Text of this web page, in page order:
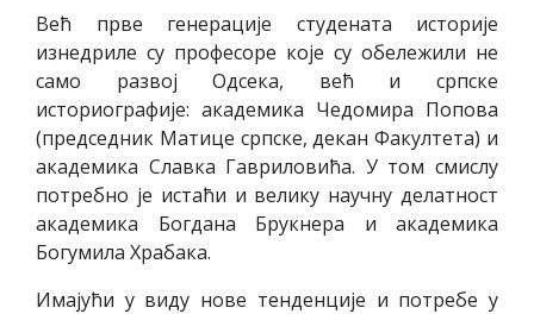
Већ прве генерације студената историје
изнедриле су професоре које су обележили не
само развој Одсека, већ и српске
историографије: академика Чедомира Попова
(председник Матице српске, декан Факултета) и
академика Славка Гавриловића. У том смислу
потребно је истаћи и велику научну делатност
академика Богдана Брукнера и академика
Богумила Храбака.
Имајући у виду нове тенденције и потребе у